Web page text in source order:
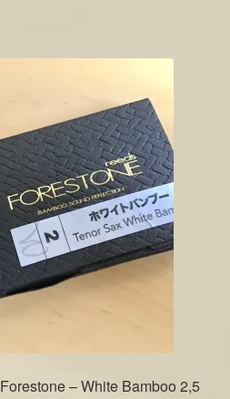
– White Bamboo 2,5